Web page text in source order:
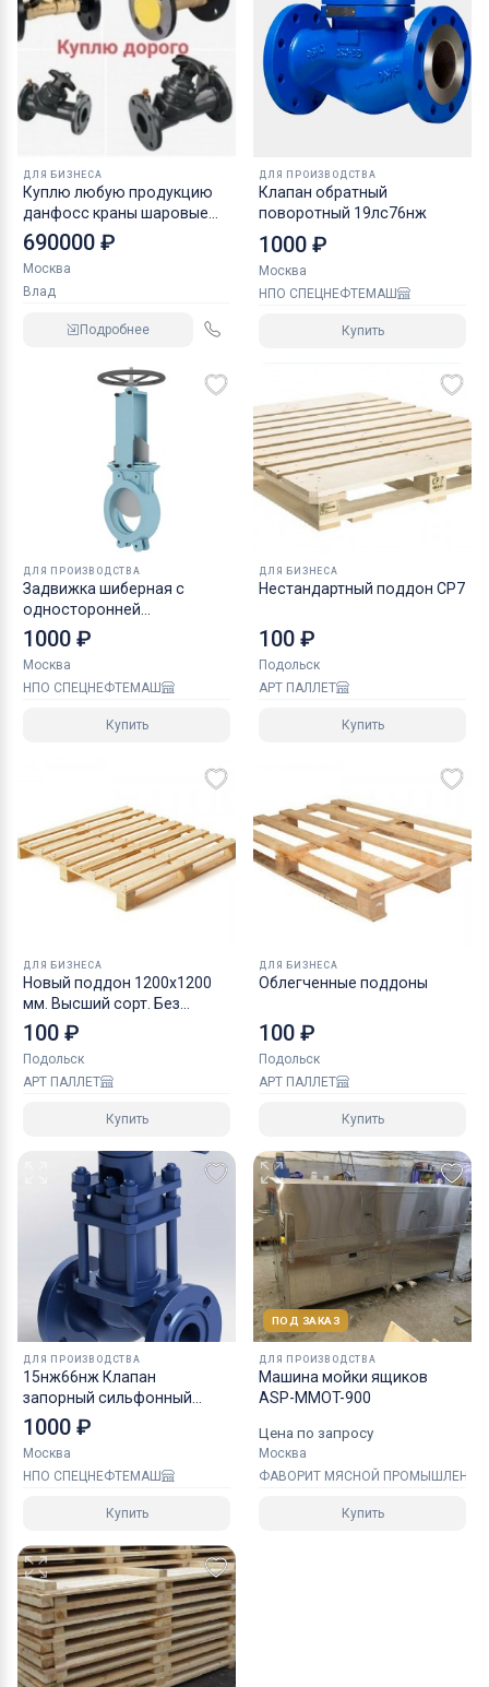
ДЛЯ БИЗНЕСА
Куплю любую продукцию
данфосс краны шаровые
задвижки
690000 ₽
Москва
Влад
Подробнее
ДЛЯ ПРОИЗВОДСТВА
Клапан обратный
поворотный 19лс76нж
1000 ₽
Москва
НПО СПЕЦНЕФТЕМАШ
Купить
ДЛЯ ПРОИЗВОДСТВА
Задвижка шиберная с
односторонней
герметичностью серии
СНМ 5854
1000 ₽
Москва
НПО СПЕЦНЕФТЕМАШ
Купить
ДЛЯ БИЗНЕСА
Нестандартный поддон CP7
100 ₽
Подольск
АРТ ПАЛЛЕТ
Купить
ДЛЯ БИЗНЕСА
Новый поддон 1200х1200
мм. Высший сорт. Без
клейма
100 ₽
Подольск
АРТ ПАЛЛЕТ
Купить
ДЛЯ БИЗНЕСА
Облегченные поддоны
100 ₽
Подольск
АРТ ПАЛЛЕТ
Купить
ДЛЯ ПРОИЗВОДСТВА
15нж66нж Клапан
запорный сильфонный
фланцевый
1000 ₽
Москва
НПО СПЕЦНЕФТЕМАШ
Купить
ПОД ЗАКАЗ
ДЛЯ ПРОИЗВОДСТВА
Машина мойки ящиков
ASP-MMOT-900
Цена по запросу
Москва
ФАВОРИТ МЯСНОЙ
Купить